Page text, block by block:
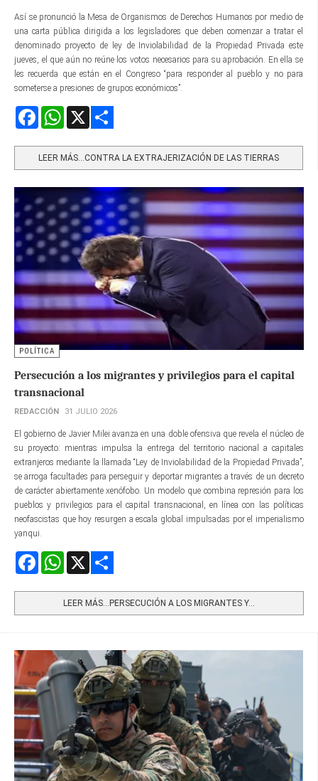
Así se pronunció la Mesa de Organismos de Derechos Humanos por medio de
una carta pública dirigida a los legisladores que deben comenzar a tratar el
denominado proyecto de ley de Inviolabilidad de la Propiedad Privada este
jueves, el que aún no reúne los votos necesarios para su aprobación. En ella se
les recuerda que están en el Congreso “para responder al pueblo y no para
someterse a presiones de grupos económicos”.
FacebookWhatsApp
LEER MÁS…CONTRA LA EXTRAJERIZACIÓN DE LAS TIERRAS
POLÍTICA
Persecución a los migrantes y privilegios para el capital
transnacional
REDACCIÓN 31 JULIO 2026
El gobierno de Javier Milei avanza en una doble ofensiva que revela el núcleo de
su proyecto: mientras impulsa la entrega del territorio nacional a capitales
extranjeros mediante la llamada “Ley de Inviolabilidad de la Propiedad Privada”,
se arroga facultades para perseguir y deportar migrantes a través de un decreto
de carácter abiertamente xenófobo. Un modelo que combina represión para los
pueblos y privilegios para el capital transnacional, en línea con las políticas
neofascistas que hoy resurgen a escala global impulsadas por el imperialismo
yanqui.
FacebookWhatsApp
LEER MÁS…PERSECUCIÓN A LOS MIGRANTES Y...